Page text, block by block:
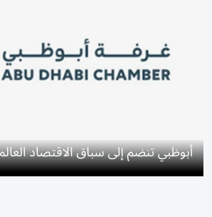
أبوظبي تنضم إلى سباق الاقتصاد